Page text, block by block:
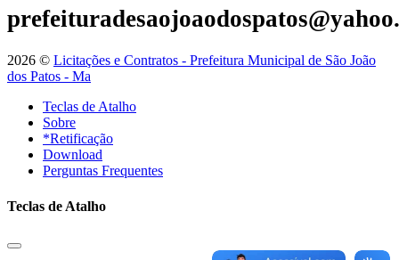
2026 © Licitações e Contratos - Prefeitura Municipal de São João
dos Patos - Ma
Teclas de Atalho
Sobre
*Retificação
Download
Perguntas Frequentes
Teclas de Atalho